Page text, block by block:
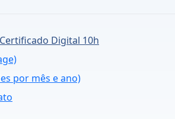
Digital 10h
por mês e ano)